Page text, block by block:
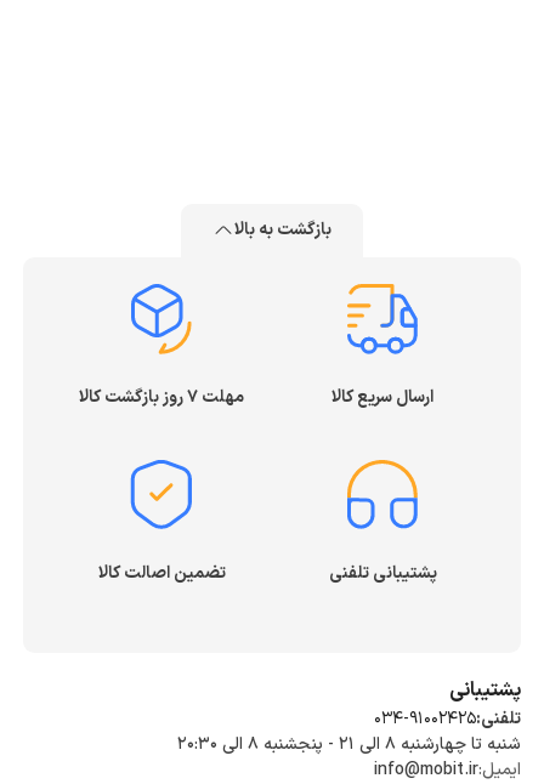
بازگشت به بالا
ارسال سریع کالا مهلت ۷ روز بازگشت کالا
پشتیبانی تلفنی تضمین اصالت کالا
پشتیبانی
تلفنی:034-91002425
شنبه تا چهارشنبه ۸ الی ۲۱ - پنجشنبه 8 الی ۲۰:۳۰
ایمیل:info@mobit.ir